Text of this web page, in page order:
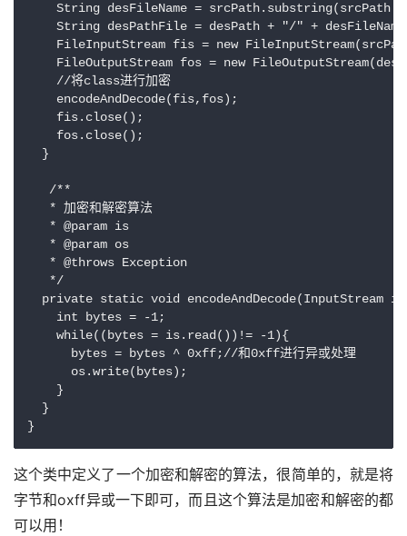
String desFileName =
String desPathFile = desPath + "/" +
FileInputStream fis = new
FileOutputStream fos = new
    //将class进行加密
    encodeAndDecode(fis,fos);
    fis.close();
    fos.close();
  }
   /**
   * 加密和解密算法
   * @param is
   * @param os
   * @throws Exception
   */
private static void encodeAndDecode(InputStream
    int bytes = -1;
    while((bytes = is.read())!= -1){
      bytes = bytes ^ 0xff;//和0xff进行异或处理
      os.write(bytes);
    }
  }
这个类中定义了一个加密和解密的算法，很简单的，就是将
字节和oxff异或一下即可，而且这个算法是加密和解密的都
可以用！